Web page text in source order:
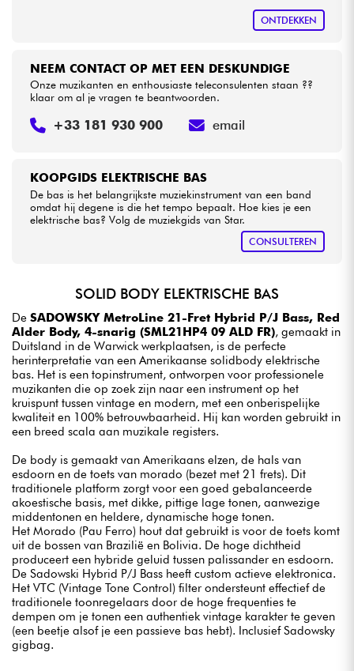
ONTDEKKEN
KOOPGIDS ELEKTRISCHE BAS
De bas is het belangrijkste muziekinstrument van een band
omdat hij degene is die het tempo bepaalt. Hoe kies je een
elektrische bas? Volg de muziekgids van Star.
CONSULTEREN
NEEM CONTACT OP MET EEN DESKUNDIGE
Onze muzikanten en enthousiaste teleconsulenten staan ??
klaar om al je vragen te beantwoorden.
+33 181 930 900 email
SOLID BODY ELEKTRISCHE BAS
De SADOWSKY MetroLine 21-Fret Hybrid P/J Bass, Red
Alder Body, 4-snarig (SML21HP4 09 ALD FR), gemaakt in
Duitsland in de Warwick werkplaatsen, is de perfecte
herinterpretatie van een Amerikaanse solidbody elektrische
bas. Het is een topinstrument, ontworpen voor professionele
muzikanten die op zoek zijn naar een instrument op het
kruispunt tussen vintage en modern, met een onberispelijke
kwaliteit en 100% betrouwbaarheid. Hij kan worden gebruikt in
een breed scala aan muzikale registers.
De body is gemaakt van Amerikaans elzen, de hals van
esdoorn en de toets van morado (bezet met 21 frets). Dit
traditionele platform zorgt voor een goed gebalanceerde
akoestische basis, met dikke, pittige lage tonen, aanwezige
middentonen en heldere, dynamische hoge tonen.
Het Morado (Pau Ferro) hout dat gebruikt is voor de toets komt
uit de bossen van Brazilië en Bolivia. De hoge dichtheid
produceert een hybride geluid tussen palissander en esdoorn.
De Sadowski Hybrid P/J Bass heeft custom actieve elektronica.
Het VTC (Vintage Tone Control) filter ondersteunt effectief de
traditionele toonregelaars door de hoge frequenties te
dempen om je tonen een authentiek vintage karakter te geven
(een beetje alsof je een passieve bas hebt). Inclusief Sadowsky
gigbag.